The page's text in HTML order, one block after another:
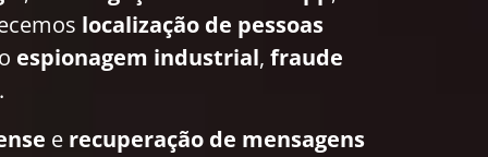
localização de pessoas
espionagem industrial, fraude
e recuperação de mensagens